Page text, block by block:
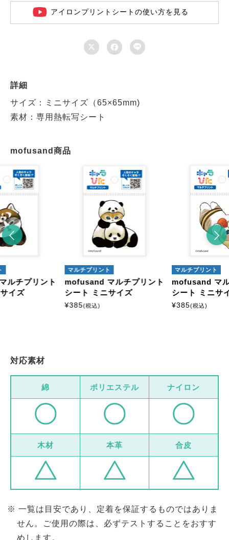
アイロンプリントシートの使い方を見る
  
詳細
サイズ：ミニサイズ（65×65mm)
素材：専用熱転写シート
mofusand商品
ルチプリント
イズ
マルチプリント
mofusand マルチプリント
シート ミニサイズ
¥385(税込)
マルチプリント
mofusand マ
シート ミニサ
¥385(税込)
対応素材
綿 ポリエステル ナイロン
木材 本革 合皮
一覧は目安であり、定着を保証するものではありま
せん。ご使用の際は、必ずテストすることをおすす
めします。